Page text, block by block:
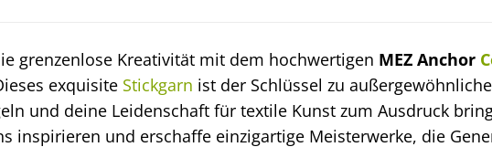
grenzenlose Kreativität mit dem hochwertigen MEZ Anchor
exquisite Stickgarn ist der Schlüssel zu
und deine Leidenschaft für textile Kunst zum Ausdruck
inspirieren und erschaffe einzigartige Meisterwerke, die